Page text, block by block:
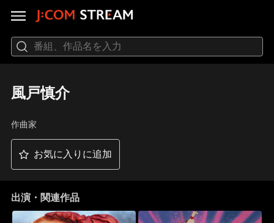
風戸慎介
作曲家
お気に入りに追加
出演・関連作品